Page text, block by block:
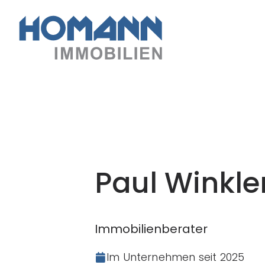
Paul
Immobilienberater
Im Unternehmen seit 2025